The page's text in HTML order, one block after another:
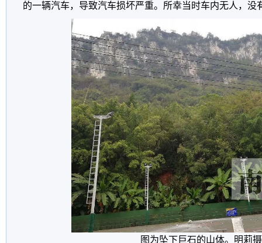
的一辆汽车，导致汽车损坏严重。所幸当时车内无人，没
图为坠下巨石的山体。明莉摄